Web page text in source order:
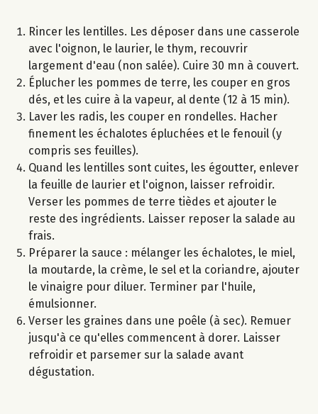
Rincer les lentilles. Les déposer dans une casserole
avec l'oignon, le laurier, le thym, recouvrir
largement d'eau (non salée). Cuire 30 mn à couvert.
Éplucher les pommes de terre, les couper en gros
dés, et les cuire à la vapeur, al dente (12 à 15 min).
Laver les radis, les couper en rondelles. Hacher
finement les échalotes épluchées et le fenouil (y
compris ses feuilles).
Quand les lentilles sont cuites, les égoutter, enlever
la feuille de laurier et l'oignon, laisser refroidir.
Verser les pommes de terre tièdes et ajouter le
reste des ingrédients. Laisser reposer la salade au
frais.
Préparer la sauce : mélanger les échalotes, le miel,
la moutarde, la crème, le sel et la coriandre, ajouter
le vinaigre pour diluer. Terminer par l'huile,
émulsionner.
Verser les graines dans une poêle (à sec). Remuer
jusqu'à ce qu'elles commencent à dorer. Laisser
refroidir et parsemer sur la salade avant
dégustation.